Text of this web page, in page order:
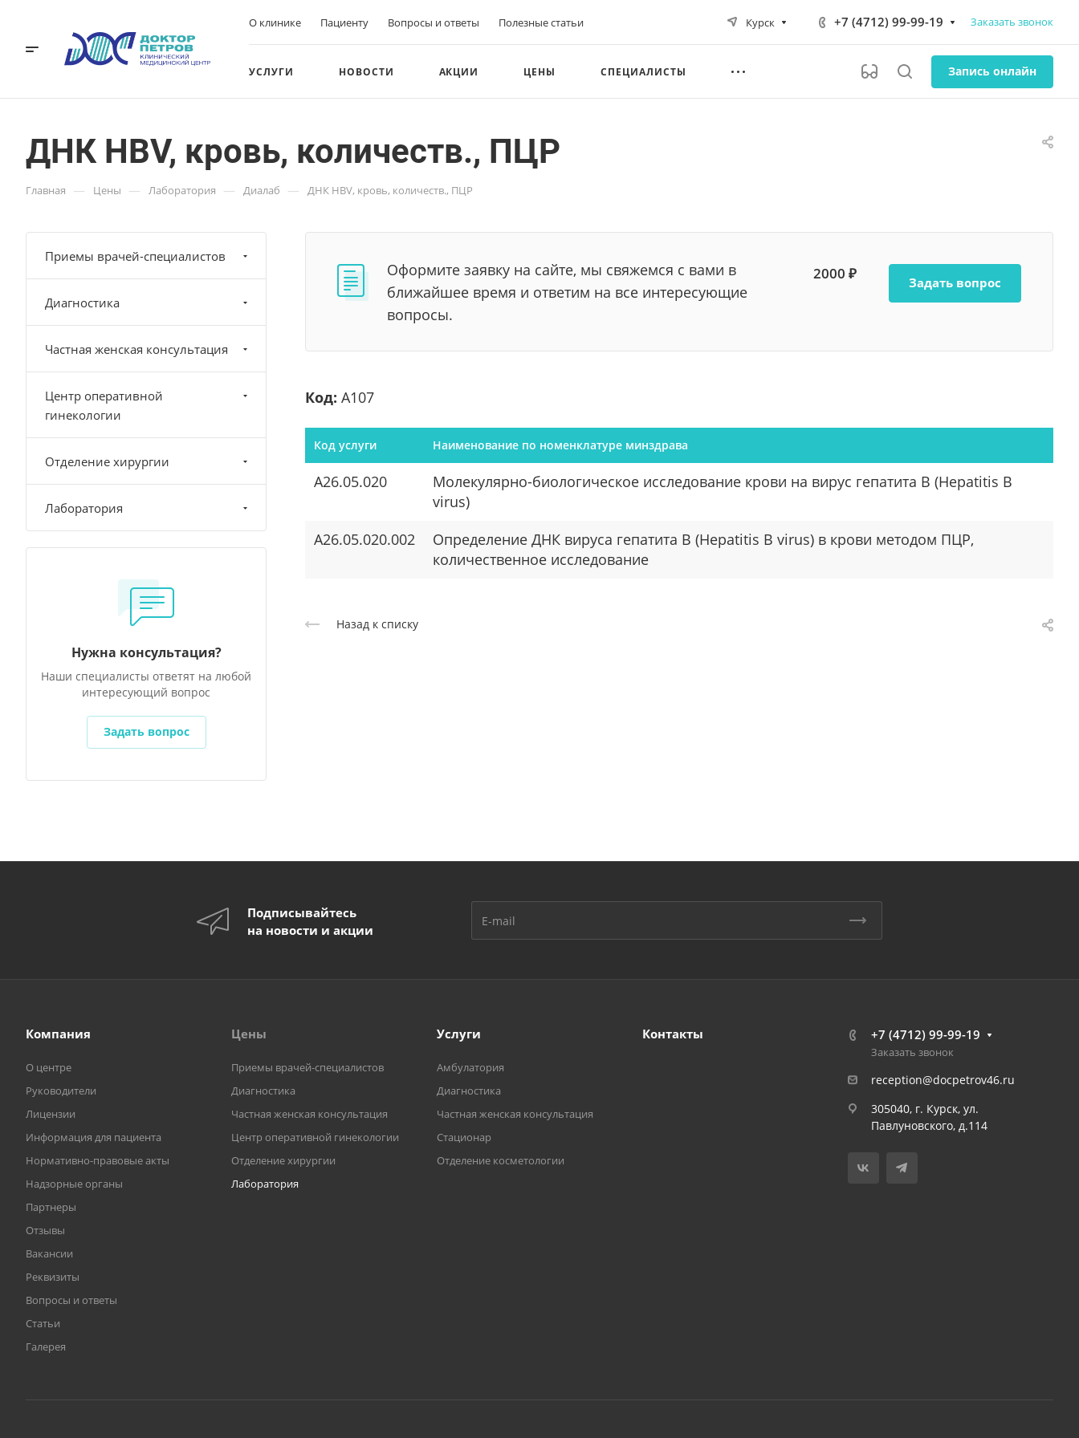
О клинике Пациенту Вопросы и ответы Полезные статьи Курск +7 (4712) 99-99-19 Заказать звонок
УСЛУГИ НОВОСТИ АКЦИИ ЦЕНЫ СПЕЦИАЛИСТЫ Запись онлайн
ДНК НВV, кровь, количеств., ПЦР
Главная — Цены — Лаборатория — Диалаб — ДНК НВV, кровь, количеств., ПЦР
Оформите заявку на сайте, мы свяжемся с вами в
ближайшее время и ответим на все интересующие
вопросы.
2000 ₽ Задать вопрос
Код: А107
Код услуги Наименование по номенклатуре минздрава
A26.05.020
Молекулярно-биологическое исследование крови на вирус гепатита B (Hepatitis B
virus)
A26.05.020.002
Определение ДНК вируса гепатита B (Hepatitis B virus) в крови методом ПЦР,
количественное исследование
Назад к списку
Приемы врачей-специалистов
Диагностика
Частная женская консультация
Центр оперативной
гинекологии
Отделение хирургии
Лаборатория
Нужна консультация?
Наши специалисты ответят на любой
интересующий вопрос
Задать вопрос
Подписывайтесь
на новости и акции
Компания
О центре
Руководители
Лицензии
Информация для пациента
Нормативно-правовые акты
Надзорные органы
Партнеры
Отзывы
Вакансии
Реквизиты
Вопросы и ответы
Статьи
Галерея
Цены
Приемы врачей-специалистов
Диагностика
Частная женская консультация
Центр оперативной гинекологии
Отделение хирургии
Лаборатория
Услуги
Амбулатория
Диагностика
Частная женская консультация
Стационар
Отделение косметологии
Контакты +7 (4712) 99-99-19
Заказать звонок
reception@docpetrov46.ru
305040, г. Курск, ул.
Павлуновского, д.114